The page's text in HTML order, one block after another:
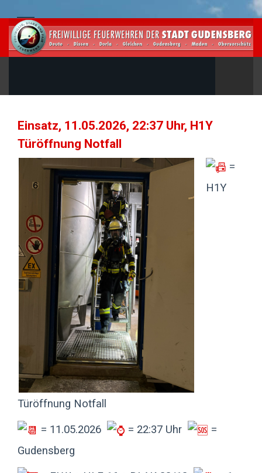
Einsatz, 11.05.2026, 22:37 Uhr, H1Y
Türöffnung Notfall
=
H1Y
Türöffnung Notfall
= 11.05.2026
= 22:37 Uhr
=
Gudensberg